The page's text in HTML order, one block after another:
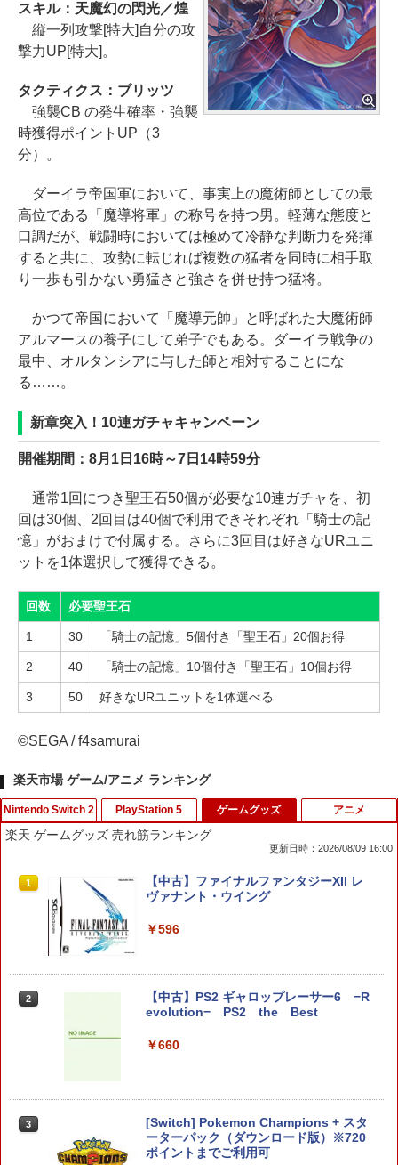
スキル：天魔幻の閃光／煌
縦一列攻撃[特大]自分の攻
撃力UP[特大]。
タクティクス：ブリッツ
強襲CB の発生確率・強襲
時獲得ポイントUP（3
分）。
ダーイラ帝国軍において、事実上の魔術師としての最
高位である「魔導将軍」の称号を持つ男。軽薄な態度と
口調だが、戦闘時においては極めて冷静な判断力を発揮
すると共に、攻勢に転じれば複数の猛者を同時に相手取
り一歩も引かない勇猛さと強さを併せ持つ猛将。
かつて帝国において「魔導元帥」と呼ばれた大魔術師
アルマースの養子にして弟子でもある。ダーイラ戦争の
最中、オルタンシアに与した師と相対することにな
る……。
新章突入！10連ガチャキャンペーン
開催期間：8月1日16時～7日14時59分
通常1回につき聖王石50個が必要な10連ガチャを、初
回は30個、2回目は40個で利用できそれぞれ「騎士の記
憶」がおまけで付属する。さらに3回目は好きなURユニ
ットを1体選択して獲得できる。
回数 必要聖王石
1 30 「騎士の記憶」5個付き「聖王石」20個お得
2 40 「騎士の記憶」10個付き「聖王石」10個お得
3 50 好きなURユニットを1体選べる
©SEGA / f4samurai
楽天市場 ゲーム/アニメ ランキング
Nintendo Switch 2
1
【特典】進撃の巨人3 Switch2版(【早
期購入封入特典】DLC)
￥8,518
2
ダービースタリオン2 【Switch2】 POT-
3
任天堂 マリオカート ワールド【Switch
2】 BEEPAAAAA [BEEPAAAAA]
PlayStation 5
1
【特典】BLUE REFLECTION Quartet:
少女たちのキセキ PS5版(【早期購入特
2
【特典】真・三國無双2 with 猛将伝 Re
典】「赤兎鐙『真・三國無双2』レトロ
スタイル」DLC)
【特典】ファイナルファンタジー レゾナ
ゲームグッズ
楽天 ゲームグッズ 売れ筋ランキング
更新日時：2026/08/09 16:00
1
【中古】ファイナルファンタジーXII レ
ヴァナント・ウイング
￥596
2
【中古】PS2 ギャロップレーサー6 −R
evolution− PS2 the Best
￥660
3
[Switch] Pokemon Champions + スタ
ーターパック（ダウンロード版）※720
ポイントまでご利用可
アニメ